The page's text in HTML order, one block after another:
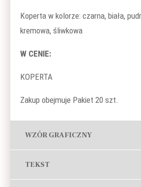
Koperta w kolorze: czarna, biała,
kremowa, śliwkowa
W CENIE:
KOPERTA
Zakup obejmuje Pakiet 20 szt.
WZÓR GRAFICZNY
TEKST